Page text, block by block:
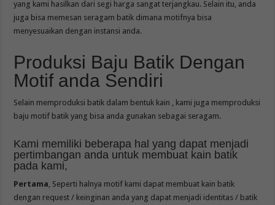
yang kami hasilkan dari segi harga sangat terjangkau. Selain itu, anda
juga bisa memesan seragam batik dimana motifnya bisa
menyesuaikan dengan instansi anda.
Produksi Baju Batik Dengan
Motif anda Sendiri
Selain memproduksi batik dalam bentuk kain , kami juga memproduksi
baju motif batik yang bisa anda gunakan sebagai seragam.
Kami memiliki beberapa hal yang dapat menjadi
pertimbangan anda untuk membuat kain batik
pada kami,
Pertama , Seperti halnya motif kami dapat membuat kain batik
dengan request / keinginan anda yang dapat menjadi identitas / batik